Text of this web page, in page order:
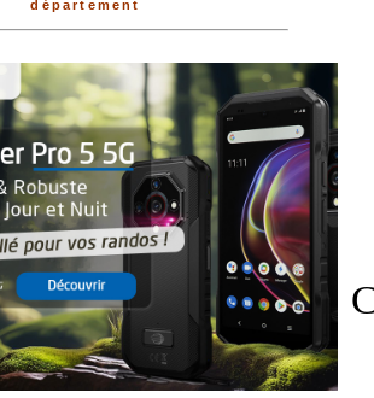
département